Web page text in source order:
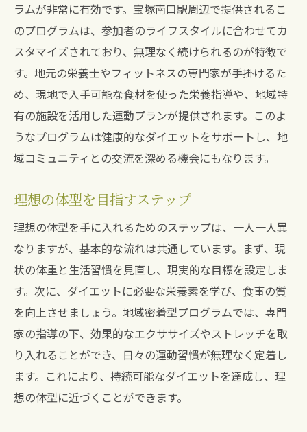
ラムが非常に有効です。宝塚南口駅周辺で提供されるこ
のプログラムは、参加者のライフスタイルに合わせてカ
スタマイズされており、無理なく続けられるのが特徴で
す。地元の栄養士やフィットネスの専門家が手掛けるた
め、現地で入手可能な食材を使った栄養指導や、地域特
有の施設を活用した運動プランが提供されます。このよ
うなプログラムは健康的なダイエットをサポートし、地
域コミュニティとの交流を深める機会にもなります。
理想の体型を目指すステップ
理想の体型を手に入れるためのステップは、一人一人異
なりますが、基本的な流れは共通しています。まず、現
状の体重と生活習慣を見直し、現実的な目標を設定しま
す。次に、ダイエットに必要な栄養素を学び、食事の質
を向上させましょう。地域密着型プログラムでは、専門
家の指導の下、効果的なエクササイズやストレッチを取
り入れることができ、日々の運動習慣が無理なく定着し
ます。これにより、持続可能なダイエットを達成し、理
想の体型に近づくことができます。